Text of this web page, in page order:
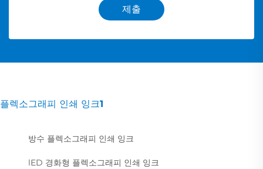
제출
플렉소그래피 인쇄 잉크1
방수 플렉소그래피 인쇄 잉크
lED 경화형 플렉소그래피 인쇄 잉크